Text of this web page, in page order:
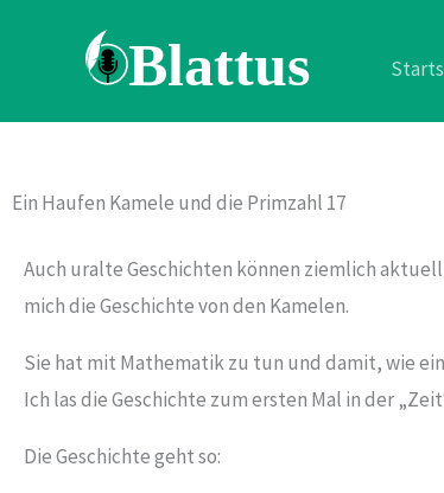
Ein Haufen Kamele und die Primzahl 17
Auch uralte Geschichten können ziemlich
mich die Geschichte von den Kamelen.
Sie hat mit Mathematik zu tun und damit, wie
Ich las die Geschichte zum ersten Mal in der
Die Geschichte geht so: